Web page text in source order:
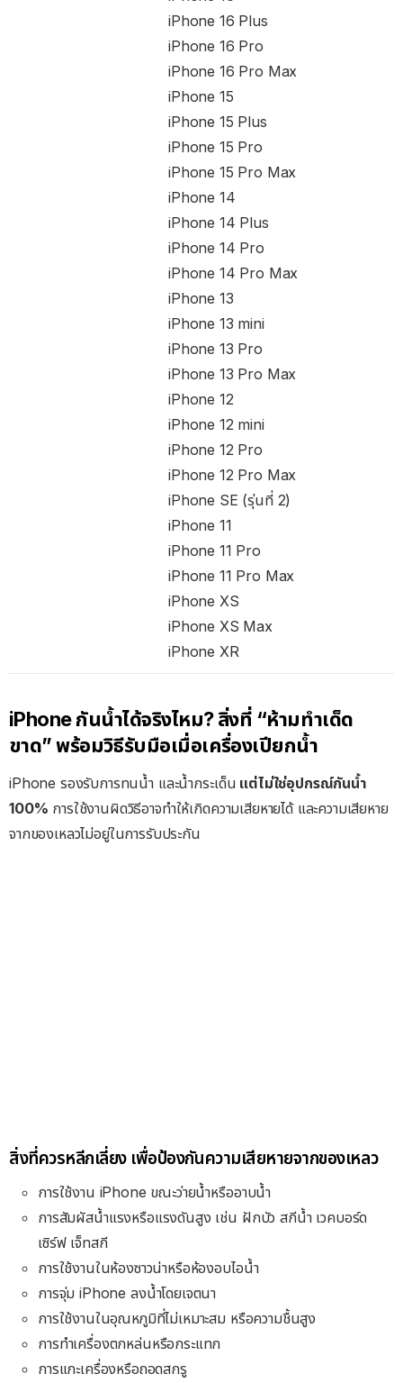
iPhone 16 Plus
iPhone 16 Pro
iPhone 16 Pro Max
iPhone 15
iPhone 15 Plus
iPhone 15 Pro
iPhone 15 Pro Max
iPhone 14
iPhone 14 Plus
iPhone 14 Pro
iPhone 14 Pro Max
iPhone 13
iPhone 13 mini
iPhone 13 Pro
iPhone 13 Pro Max
iPhone 12
iPhone 12 mini
iPhone 12 Pro
iPhone 12 Pro Max
iPhone SE (รุ่นที่ 2)
iPhone 11
iPhone 11 Pro
iPhone 11 Pro Max
iPhone XS
iPhone XS Max
iPhone XR
iPhone กันน้ำได้จริงไหม? สิ่งที่ “ห้ามทำเด็ด
ขาด” พร้อมวิธีรับมือเมื่อเครื่องเปียกน้ำ
iPhone รองรับการทนน้ำ และน้ำกระเด็น แต่ไม่ใช่อุปกรณ์กันน้ำ
100% การใช้งานผิดวิธีอาจทำให้เกิดความเสียหายได้ และความเสียหาย
จากของเหลวไม่อยู่ในการรับประกัน
สิ่งที่ควรหลีกเลี่ยง เพื่อป้องกันความเสียหายจากของเหลว
การใช้งาน iPhone ขณะว่ายน้ำหรืออาบน้ำ
การสัมผัสน้ำแรงหรือแรงดันสูง เช่น ฝักบัว สกีน้ำ เวคบอร์ด
เซิร์ฟ เจ็ทสกี
การใช้งานในห้องซาวน่าหรือห้องอบไอน้ำ
การจุ่ม iPhone ลงน้ำโดยเจตนา
การใช้งานในอุณหภูมิที่ไม่เหมาะสม หรือความชื้นสูง
การทำเครื่องตกหล่นหรือกระแทก
การแกะเครื่องหรือถอดสกรู